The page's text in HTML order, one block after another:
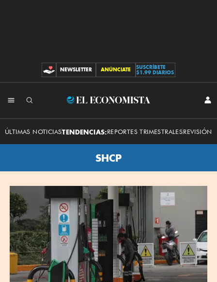
CONTRIBUCIONES
NEWSLETTER ANÚNCIATE
SUSCRÍBETE
$1.99 DIARIOS
El
Economista
ÚLTIMAS NOTICIASTENDENCIAS:REPORTES TRIMESTRALESREVISIÓN
SHCP